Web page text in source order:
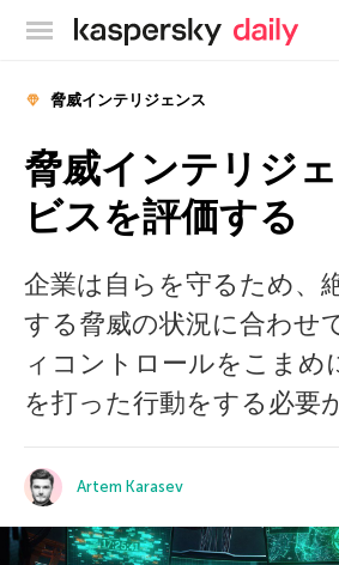
カスペルス
脅威インテリジェンス
脅威インテリジ
ビスを評価する
企業は自らを守るため、
する脅威の状況に合わせ
ィコントロールをこまめ
を打った行動をする必要
Artem Karasev